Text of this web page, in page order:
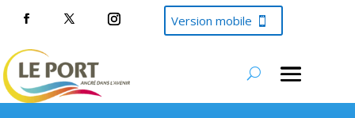
Version mobile